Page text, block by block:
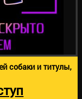
собаки и титулы,